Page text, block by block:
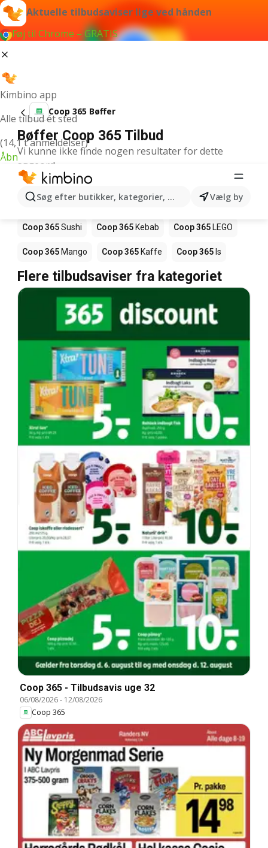
Aktuelle tilbudsaviser lige ved hånden
Føj til Chrome – GRATIS
Kimbino app
Alle tilbud ét sted
(14,1 t anmeldelser)
Åbn
Søg efter butikker, kategorier, produkter...Vælg by
Coop 365 Bøffer
Bøffer Coop 365 Tilbud
Vi kunne ikke finde nogen resultater for dette
søgeord.
Andre produkter i butikker Coop 365
Coop 365Pizza Coop 365Magasin
Coop 365Sushi Coop 365 Kebab Coop 365 LEGO
Coop 365 Mango Coop 365 Kaffe Coop 365 Is
Flere tilbudsaviser fra kategoriet
Coop 365 - Tilbudsavis uge 32
06/08/2026- 12/08/2026
Coop 365